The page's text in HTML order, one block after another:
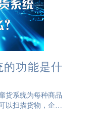
的功能是什
货系统为每种商品
以扫描货物，企业
解决窜货问题。一
、包装箱进行标记